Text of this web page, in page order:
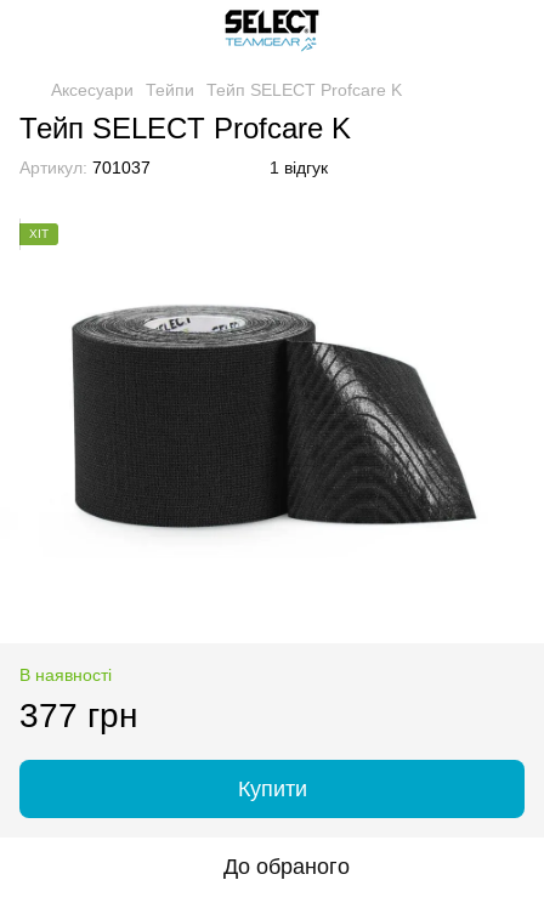
Аксесуари Тейпи Тейп SELECT Profcare K
Тейп SELECT Profcare K
Артикул: 701037 1 відгук
ХІТ
В наявності
377 грн
Купити
До обраного